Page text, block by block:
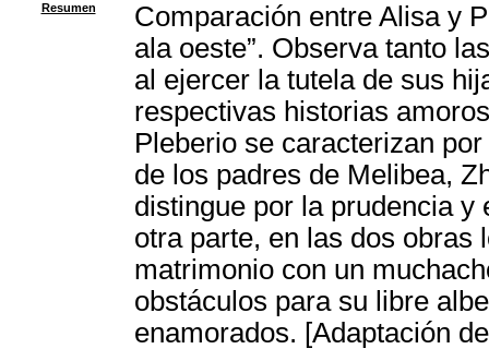
Resumen
Comparación entre Alisa y
ala oeste”. Observa tanto
al ejercer la tutela de sus
respectivas historias
Pleberio se caracterizan
de los padres de Melibea,
distingue por la prudencia y
otra parte, en las dos obras
matrimonio con un
obstáculos para su libre
enamorados. [Adaptación